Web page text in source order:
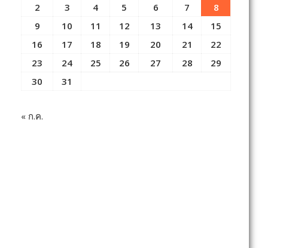
2
3 4 5 6 7
8
9
10 11 12 13 14
15
16
17 18 19 20 21
22
23
24 25 26 27 28
29
30
31
« ก.ค.